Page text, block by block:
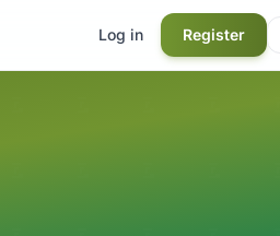
Log in Register